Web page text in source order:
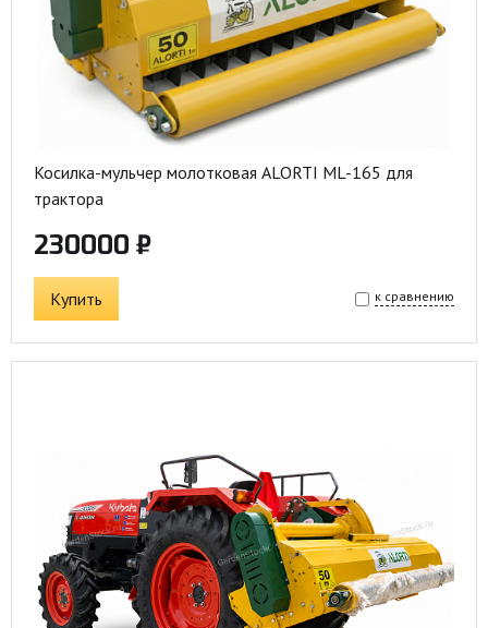
Косилка-мульчер молотковая ALORTI ML-165 для
трактора
230000 ₽
Купить к сравнению